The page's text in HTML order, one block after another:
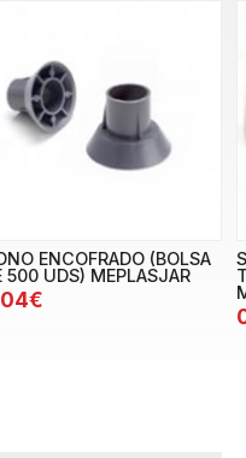
ENCOFRADO (BOLSA
500 UDS) MEPLASJAR